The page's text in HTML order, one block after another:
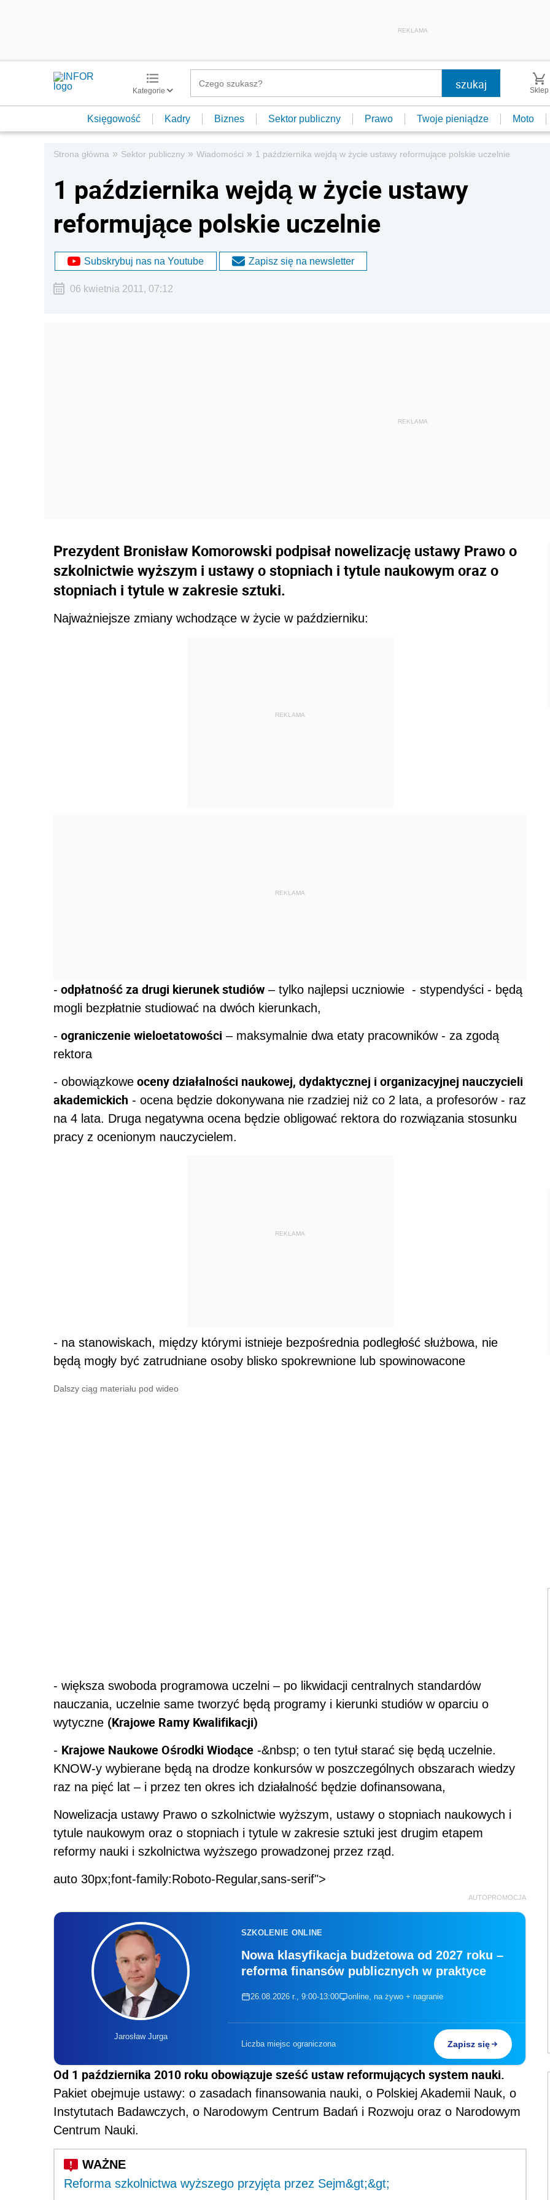
REKLAMA
Kategorie Sklep
Księgowość Kadry Biznes Sektor publiczny Prawo Twoje pieniądze Moto
Strona główna » Sektor publiczny » Wiadomości » 1 października wejdą w życie ustawy reformujące polskie uczelnie
1 października wejdą w życie ustawy
reformujące polskie uczelnie
Subskrybuj nas na Youtube Zapisz się na newsletter
06 kwietnia 2011, 07:12
Prezydent Bronisław Komorowski podpisał nowelizację ustawy Prawo o
szkolnictwie wyższym i ustawy o stopniach i tytule naukowym oraz o
stopniach i tytule w zakresie sztuki.
Najważniejsze zmiany wchodzące w życie w październiku:
REKLAMA
REKLAMA
- odpłatność za drugi kierunek studiów – tylko najlepsi uczniowie - stypendyści - będą
mogli bezpłatnie studiować na dwóch kierunkach,
- ograniczenie wieloetatowości – maksymalnie dwa etaty pracowników - za zgodą
rektora
- obowiązkowe oceny działalności naukowej, dydaktycznej i organizacyjnej nauczycieli
akademickich - ocena będzie dokonywana nie rzadziej niż co 2 lata, a profesorów - raz
na 4 lata. Druga negatywna ocena będzie obligować rektora do rozwiązania stosunku
pracy z ocenionym nauczycielem.
REKLAMA
- na stanowiskach, między którymi istnieje bezpośrednia podległość służbowa, nie
będą mogły być zatrudniane osoby blisko spokrewnione lub spowinowacone
Dalszy ciąg materiału pod wideo
- większa swoboda programowa uczelni – po likwidacji centralnych standardów
nauczania, uczelnie same tworzyć będą programy i kierunki studiów w oparciu o
wytyczne (Krajowe Ramy Kwalifikacji)
- Krajowe Naukowe Ośrodki Wiodące -&nbsp; o ten tytuł starać się będą uczelnie.
KNOW-y wybierane będą na drodze konkursów w poszczególnych obszarach wiedzy
raz na pięć lat – i przez ten okres ich działalność będzie dofinansowana,
Nowelizacja ustawy Prawo o szkolnictwie wyższym, ustawy o stopniach naukowych i
tytule naukowym oraz o stopniach i tytule w zakresie sztuki jest drugim etapem
reformy nauki i szkolnictwa wyższego prowadzonej przez rząd.
auto 30px;font-family:Roboto-Regular,sans-serif">
AUTOPROMOCJA
Jarosław Jurga
SZKOLENIE ONLINE
Nowa klasyfikacja budżetowa od 2027 roku –
reforma finansów publicznych w praktyce
26.08.2026 r., 9:00-13:00 online, na żywo + nagranie
Liczba miejsc ograniczona Zapisz się
Od 1 października 2010 roku obowiązuje sześć ustaw reformujących system nauki.
Pakiet obejmuje ustawy: o zasadach finansowania nauki, o Polskiej Akademii Nauk, o
Instytutach Badawczych, o Narodowym Centrum Badań i Rozwoju oraz o Narodowym
Centrum Nauki.
Reforma szkolnictwa wyższego przyjęta przez Sejm&gt;&gt;